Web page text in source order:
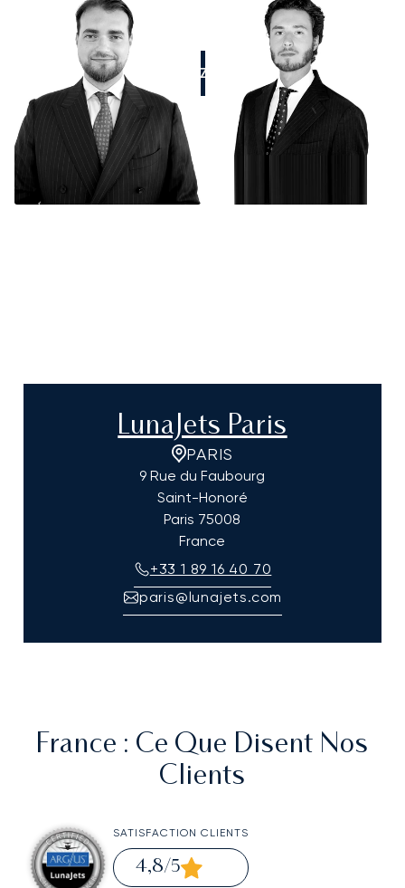
APPELEZ-NOUS
LunaJets Paris
PARIS
9 Rue du Faubourg
Saint-Honoré
Paris 75008
France
+33 1 89 16 40 70
paris@lunajets.com
France : Ce Que Disent Nos
Clients
SATISFACTION CLIENTS
4,8/5